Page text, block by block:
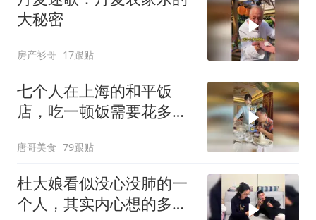
大秘密
房产衫哥 17跟贴
七个人在上海的和平饭
店，吃一顿饭需要花多少
唐哥美食 79跟贴
杜大娘看似没心没肺的一
个人，其实内心想的多，